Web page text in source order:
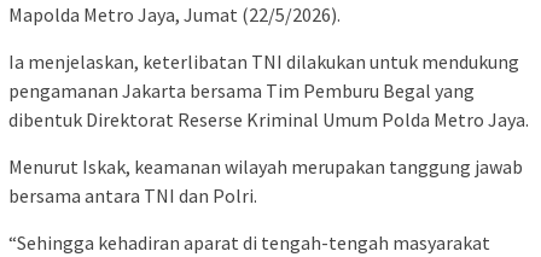
Mapolda Metro Jaya, Jumat (22/5/2026).
Ia menjelaskan, keterlibatan TNI dilakukan untuk mendukung
pengamanan Jakarta bersama Tim Pemburu Begal yang
dibentuk Direktorat Reserse Kriminal Umum Polda Metro Jaya.
Menurut Iskak, keamanan wilayah merupakan tanggung jawab
bersama antara TNI dan Polri.
“Sehingga kehadiran aparat di tengah-tengah masyarakat